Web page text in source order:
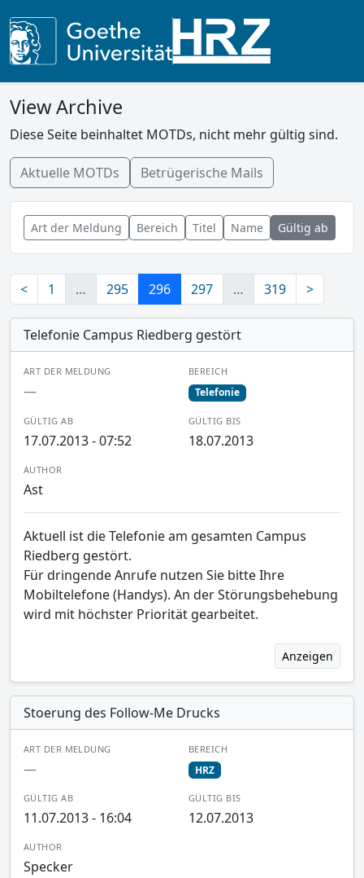
View Archive
Diese Seite beinhaltet MOTDs, nicht mehr gültig sind.
Aktuelle MOTDs Betrügerische Mails
Art der Meldung Bereich Titel Name Gültig ab
< 1 … 295 296 297 … 319 >
Telefonie Campus Riedberg gestört
ART DER MELDUNG
—
BEREICH
Telefonie
GÜLTIG AB
17.07.2013 - 07:52
GÜLTIG BIS
18.07.2013
AUTHOR
Ast
Aktuell ist die Telefonie am gesamten Campus
Riedberg gestört.
Für dringende Anrufe nutzen Sie bitte Ihre
Mobiltelefone (Handys). An der Störungsbehebung
wird mit höchster Priorität gearbeitet.
Anzeigen
Stoerung des Follow-Me Drucks
ART DER MELDUNG
—
BEREICH
HRZ
GÜLTIG AB
11.07.2013 - 16:04
GÜLTIG BIS
12.07.2013
AUTHOR
Specker